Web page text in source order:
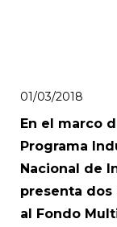
01/03/2018
En el marco
Programa
Nacional de
presenta
al Fondo